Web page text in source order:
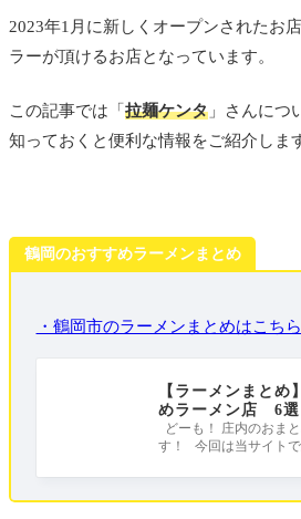
2023年1月に新しくオープンされたお
ラーが頂けるお店となっています。
この記事では「 拉麺ケンタ 」さんにつ
知っておくと便利な情報をご紹介しま
鶴岡のおすすめラーメンまとめ
・鶴岡市のラーメンまとめはこちら
【ラーメンまとめ
めラーメン店 6選
どーも！ 庄内のおま
す！ 今回は当サイト